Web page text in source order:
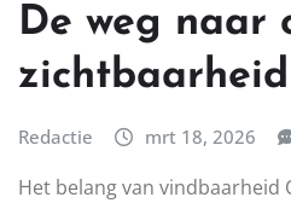
De weg naar
zichtbaarheid
Redactie mrt 18, 2026
Het belang van vindbaarheid